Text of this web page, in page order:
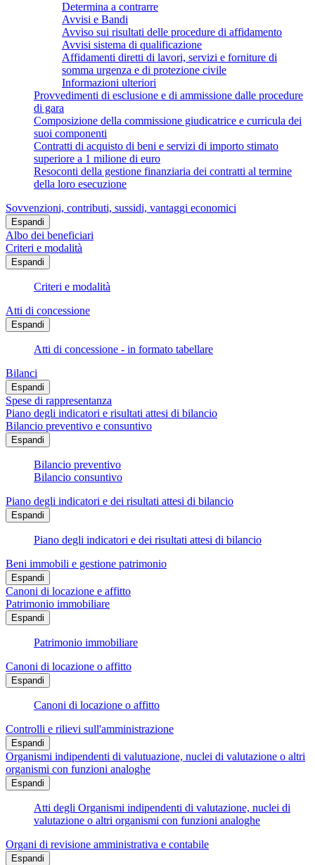
Determina a contrarre
Avvisi e Bandi
Avviso sui risultati delle procedure di affidamento
Avvisi sistema di qualificazione
Affidamenti diretti di lavori, servizi e forniture di
somma urgenza e di protezione civile
Informazioni ulteriori
Provvedimenti di esclusione e di ammissione dalle procedure
di gara
Composizione della commissione giudicatrice e curricula dei
suoi componenti
Contratti di acquisto di beni e servizi di importo stimato
superiore a 1 milione di euro
Resoconti della gestione finanziaria dei contratti al termine
della loro esecuzione
Sovvenzioni, contributi, sussidi, vantaggi economici
Espandi
Albo dei beneficiari
Criteri e modalità
Espandi
Criteri e modalità
Atti di concessione
Espandi
Atti di concessione - in formato tabellare
Bilanci
Espandi
Spese di rappresentanza
Piano degli indicatori e risultati attesi di bilancio
Bilancio preventivo e consuntivo
Espandi
Bilancio preventivo
Bilancio consuntivo
Piano degli indicatori e dei risultati attesi di bilancio
Espandi
Piano degli indicatori e dei risultati attesi di bilancio
Beni immobili e gestione patrimonio
Espandi
Canoni di locazione e affitto
Patrimonio immobiliare
Espandi
Patrimonio immobiliare
Canoni di locazione o affitto
Espandi
Canoni di locazione o affitto
Controlli e rilievi sull'amministrazione
Espandi
Organismi indipendenti di valutuazione, nuclei di valutazione o altri
organismi con funzioni analoghe
Espandi
Atti degli Organismi indipendenti di valutazione, nuclei di
valutazione o altri organismi con funzioni analoghe
Organi di revisione amministrativa e contabile
Espandi